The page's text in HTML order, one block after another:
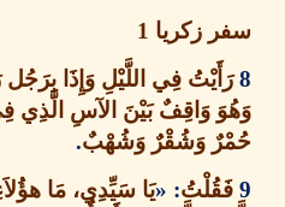
زكريا
فِي اللَّيْلِ وَإِذَا بِرَجُل
وَاقِفٌ بَيْنَ الآسِ الَّذِي فِي
وَشُقْرٌ وَشُهْبٌ .
: «يَا سَيِّدِي، مَا هؤُلاَءِ؟ »